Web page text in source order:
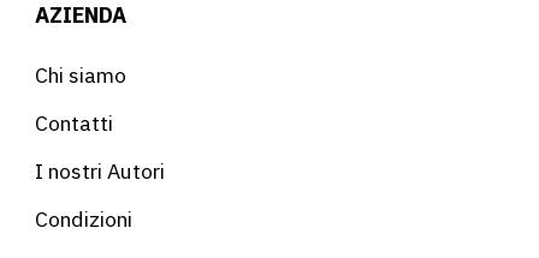
AZIENDA
Chi siamo
Contatti
I nostri Autori
Condizioni